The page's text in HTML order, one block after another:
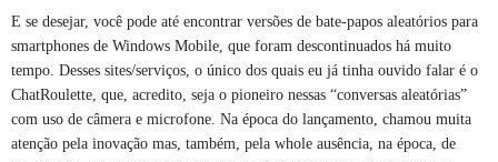
E se desejar, você pode até encontrar versões de bate-papos aleatórios para
smartphones de Windows Mobile, que foram descontinuados há muito
tempo. Desses sites/serviços, o único dos quais eu já tinha ouvido falar é o
ChatRoulette, que, acredito, seja o pioneiro nessas “conversas aleatórias”
com uso de câmera e microfone. Na época do lançamento, chamou muita
atenção pela inovação mas, também, pela whole ausência, na época, de